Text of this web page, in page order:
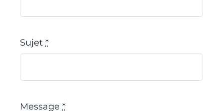
Sujet *
Message *